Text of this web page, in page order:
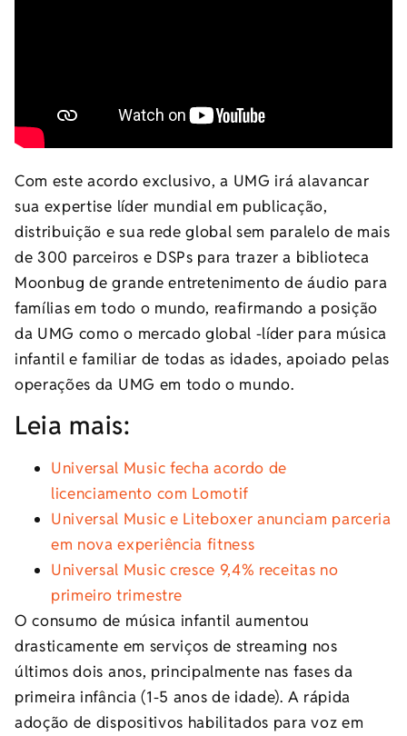
Com este acordo exclusivo, a UMG irá alavancar
sua expertise líder mundial em publicação,
distribuição e sua rede global sem paralelo de mais
de 300 parceiros e DSPs para trazer a biblioteca
Moonbug de grande entretenimento de áudio para
famílias em todo o mundo, reafirmando a posição
da UMG como o mercado global -líder para música
infantil e familiar de todas as idades, apoiado pelas
operações da UMG em todo o mundo.
Leia mais:
Universal Music fecha acordo de
licenciamento com Lomotif
Universal Music e Liteboxer anunciam parceria
em nova experiência fitness
Universal Music cresce 9,4% receitas no
primeiro trimestre
O consumo de música infantil aumentou
drasticamente em serviços de streaming nos
últimos dois anos, principalmente nas fases da
primeira infância (1-5 anos de idade). A rápida
adoção de dispositivos habilitados para voz em